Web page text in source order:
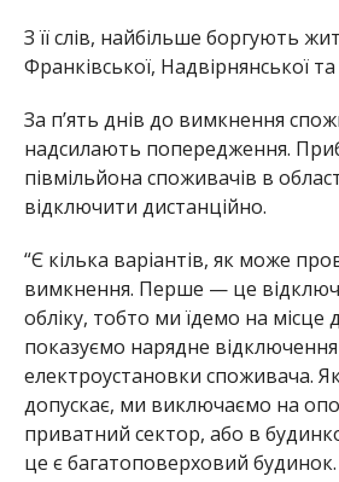
З її слів, найбільше боргують
Франківської, Надвірнянської
За п’ять днів до вимкнення
надсилають попередження.
півмільйона споживачів в
відключити дистанційно.
“Є кілька варіантів, як може
вимкнення. Перше — це
обліку, тобто ми їдемо на місце
показуємо нарядне
електроустановки споживача.
допускає, ми виключаємо на
приватний сектор, або в
це є багатоповерховий